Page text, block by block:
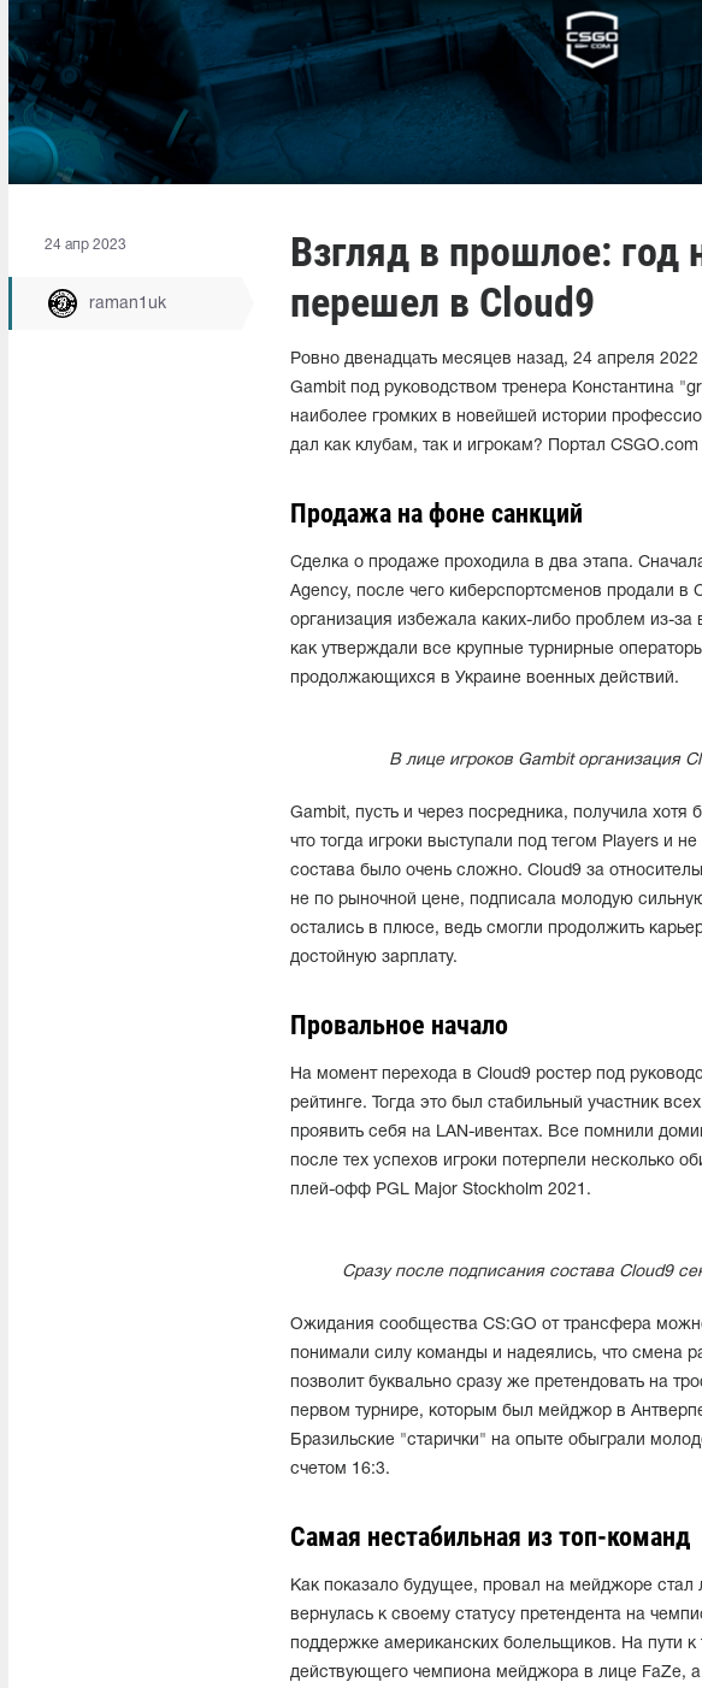
24 апр 2023
raman1uk
Взгляд в прошлое: год
перешел в Cloud9
Ровно двенадцать месяцев назад, 24 апреля
Gambit под руководством тренера Константина
наиболее громких в новейшей истории
дал как клубам, так и игрокам? Портал
Продажа на фоне санкций
Сделка о продаже проходила в два этапа.
Agency, после чего киберспортсменов продали
организация избежала каких-либо проблем из-за
как утверждали все крупные турнирные
продолжающихся в Украине военных действий.
В лице игроков Gambit организация
Gambit, пусть и через посредника, получила хотя
что тогда игроки выступали под тегом Players и
состава было очень сложно. Cloud9 за
не по рыночной цене, подписала молодую
остались в плюсе, ведь смогли продолжить
достойную зарплату.
Провальное начало
На момент перехода в Cloud9 ростер под
рейтинге. Тогда это был стабильный участник
проявить себя на LAN-ивентах. Все помнили
после тех успехов игроки потерпели несколько
плей-офф PGL Major Stockholm 2021.
Сразу после подписания состава Cloud9
Ожидания сообщества CS:GO от трансфера
понимали силу команды и надеялись, что смена
позволит буквально сразу же претендовать на
первом турнире, которым был мейджор в
Бразильские "старички" на опыте обыграли
счетом 16:3.
Самая нестабильная из топ-команд
Как показало будущее, провал на мейджоре
вернулась к своему статусу претендента на
поддержке американских болельщиков. На пути к
действующего чемпиона мейджора в лице FaZe,